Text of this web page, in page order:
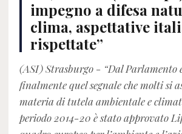
impegno a difesa
clima, aspettative
rispettate”
(ASI) Strasburgo - “Dal Parlamento
finalmente quel segnale che molti si
materia di tutela ambientale e
periodo 2014-20 è stato approvato